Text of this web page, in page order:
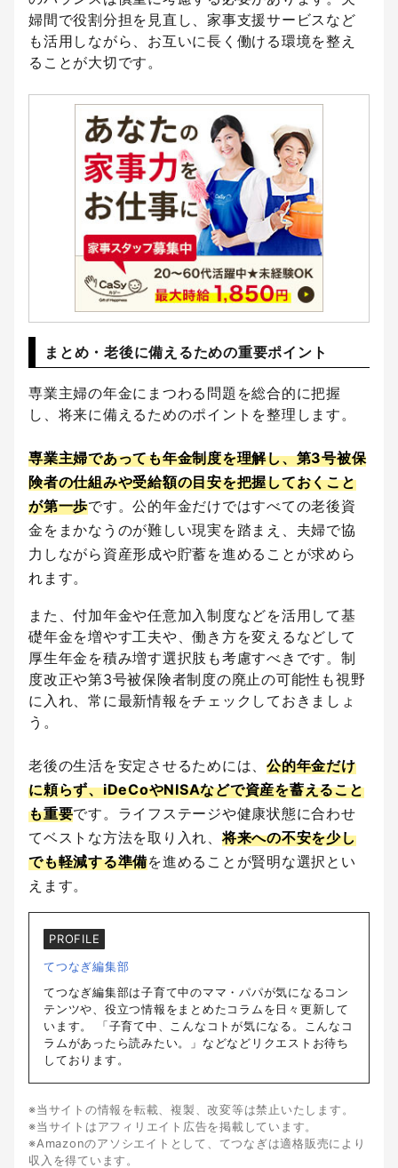
婦間で役割分担を見直し、家事支援サービスなど
も活用しながら、お互いに長く働ける環境を整え
ることが大切です。
まとめ・老後に備えるための重要ポイント
専業主婦の年金にまつわる問題を総合的に把握
し、将来に備えるためのポイントを整理します。
専業主婦であっても年金制度を理解し、第3号被保
険者の仕組みや受給額の目安を把握しておくこと
が第一歩です。公的年金だけではすべての老後資
金をまかなうのが難しい現実を踏まえ、夫婦で協
力しながら資産形成や貯蓄を進めることが求めら
れます。
また、付加年金や任意加入制度などを活用して基
礎年金を増やす工夫や、働き方を変えるなどして
厚生年金を積み増す選択肢も考慮すべきです。制
度改正や第3号被保険者制度の廃止の可能性も視野
に入れ、常に最新情報をチェックしておきましょ
う。
老後の生活を安定させるためには、 公的年金だけ
に頼らず、iDeCoやNISAなどで資産を蓄えること
も重要です。ライフステージや健康状態に合わせ
てベストな方法を取り入れ、将来への不安を少し
でも軽減する準備を進めることが賢明な選択とい
えます。
PROFILE
てつなぎ編集部
てつなぎ編集部は子育て中のママ・パパが気になるコン
テンツや、役立つ情報をまとめたコラムを日々更新して
います。 「子育て中、こんなコトが気になる。こんなコ
ラムがあったら読みたい。」などなどリクエストお待ち
しております。
※当サイトの情報を転載、複製、改変等は禁止いたします。
※当サイトはアフィリエイト広告を掲載しています。
※Amazonのアソシエイトとして、てつなぎは適格販売により
収入を得ています。